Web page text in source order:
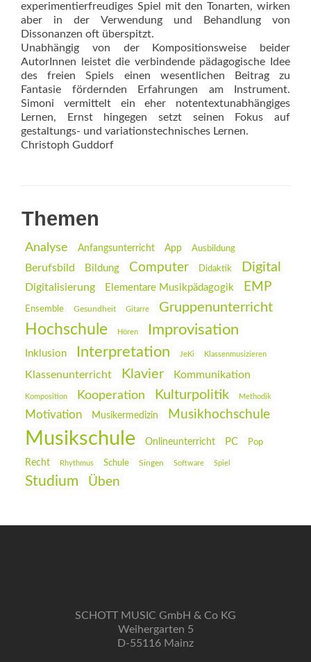
experimentierfreudiges Spiel mit den Tonarten, wirken
aber in der Verwendung und Behandlung von
Dissonanzen oft überspitzt.
Unabhängig von der Kompositionsweise beider
AutorInnen leistet die verbindende pädagogische Idee
des freien Spiels einen wesentlichen Beitrag zu
Fantasie fördernden Erfahrungen am Instrument.
Simoni vermittelt ein eher notentextunabhängiges
Lernen, Ernst hingegen setzt seinen Fokus auf
gestaltungs- und variationstechnisches Lernen.
Christoph Guddorf
Themen
Analyse Anfangsunterricht App Ausbildung
Berufsbild Bildung Computer Didaktik Digital
Digitalisierung Elementare Musikpädagogik EMP
Ensemble Gesundheit Gitarre Gruppenunterricht
Hochschule Hören Improvisation
Inklusion Interpretation JeKi Klassenmusizieren
Klassenunterricht Klavier Kommunikation
Komposition Kooperation Kulturpolitik Methodik
Motivation Musikermedizin Musikhochschule
Musikschule Onlineunterricht PC Pop
Recht Rhythmus Schule Singen Software Spiel
Studium Üben
SCHOTT MUSIC GmbH & Co KG
Weihergarten 5
D-55116 Mainz